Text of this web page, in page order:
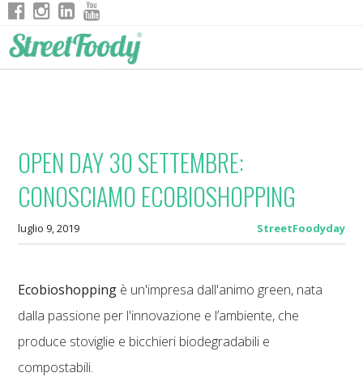
OPEN DAY 30 SETTEMBRE:
CONOSCIAMO ECOBIOSHOPPING
luglio 9, 2019 StreetFoodyday
Ecobioshopping è un'impresa dall'animo green, nata
dalla passione per l'innovazione e l’ambiente, che
produce stoviglie e bicchieri biodegradabili e
compostabili.